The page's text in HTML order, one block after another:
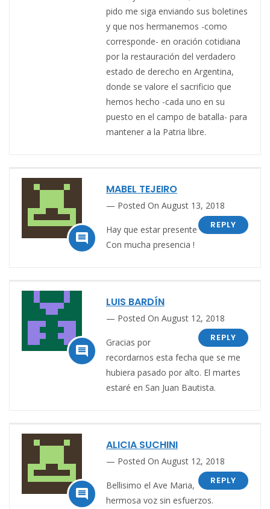
pido me siga enviando sus boletines
y que nos hermanemos -como
corresponde- en oración cotidiana
por la restauración del verdadero
estado de derecho en Argentina,
donde se valore el sacrificio que
hemos hecho -cada uno en su
puesto en el campo de batalla- para
mantener a la Patria libre.

MABEL TEJEIRO
Posted On August 13, 2018
REPLY
Hay que estar presente
Con mucha presencia !

LUIS BARDÍN
Posted On August 12, 2018
REPLY
Gracias por
recordarnos esta fecha que se me
hubiera pasado por alto. El martes
estaré en San Juan Bautista.

ALICIA SUCHINI
Posted On August 12, 2018
REPLY
Bellisimo el Ave Maria,
hermosa voz sin esfuerzos.